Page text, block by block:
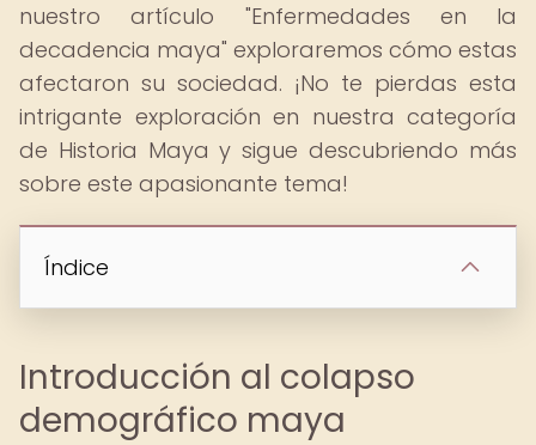
nuestro artículo "Enfermedades en la
decadencia maya" exploraremos cómo estas
afectaron su sociedad. ¡No te pierdas esta
intrigante exploración en nuestra categoría
de Historia Maya y sigue descubriendo más
sobre este apasionante tema!
Índice
Introducción al colapso
demográfico maya